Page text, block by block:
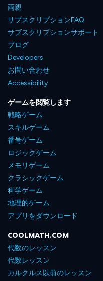
両親
サブスクリプションFAQ
サブスクリプションサポート
ブログ
Developers
お問い合わせ
Accessibility
ゲームを閲覧します
戦略ゲーム
スキルゲーム
番号ゲーム
ロジックゲーム
メモリゲーム
クラシックゲーム
科学ゲーム
地理的ゲーム
アプリをダウンロード
COOLMATH.COM
代数のレッスン
代数レッスン
カルクルス以前のレッスン